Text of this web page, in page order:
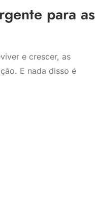
para as
e crescer, as
E nada disso é